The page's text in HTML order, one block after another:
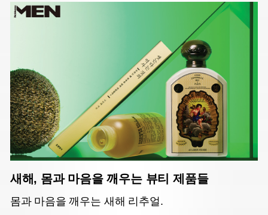
새해, 몸과 마음을 깨우는 뷰티 제품들
몸과 마음을 깨우는 새해 리추얼.